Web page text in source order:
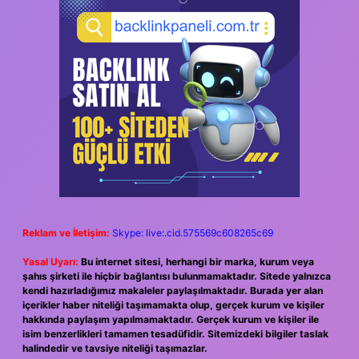
Reklam ve İletişim: Skype: live:.cid.575569c608265c69
Yasal Uyarı: Bu internet sitesi, herhangi bir marka, kurum veya
şahıs şirketi ile hiçbir bağlantısı bulunmamaktadır. Sitede yalnızca
kendi hazırladığımız makaleler paylaşılmaktadır. Burada yer alan
içerikler haber niteliği taşımamakta olup, gerçek kurum ve kişiler
hakkında paylaşım yapılmamaktadır. Gerçek kurum ve kişiler ile
isim benzerlikleri tamamen tesadüfidir. Sitemizdeki bilgiler taslak
halindedir ve tavsiye niteliği taşımazlar.